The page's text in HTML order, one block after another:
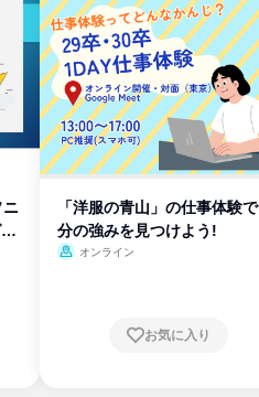
ニ
「洋服の青山」の仕事体験
分の強みを見つけよう!
オンライン
お気に入り